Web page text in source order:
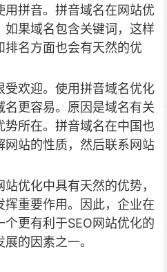
拼音。拼音域名在网站优
果域名包含关键词，这样
排名方面也会有天然的优
受欢迎。使用拼音域名优化
名更容易。原因是域名有关
所在。拼音域名在中国也
站的性质，然后联系网站
优化中具有天然的优势，
重要作用。因此，企业在
更有利于SEO网站优化的
的因素之一。